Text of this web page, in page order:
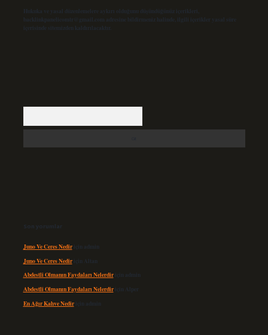
Hukuka ve yasal düzenlemelere aykırı olduğunu düşündüğünüz içerikleri,
backlinkpanelicomtr@gmail.com adresine bildirmeniz halinde, ilgili içerikler yasal süre
içerisinde sitemizden kaldırılacaktır.
Son yorumlar
Juno Ve Ceres Nediriçin admin
Juno Ve Ceres Nediriçin Altan
Abdestli Olmanın Faydaları Nelerdiriçin admin
Abdestli Olmanın Faydaları Nelerdiriçin Alper
En Ağır Kahve Nediriçin admin